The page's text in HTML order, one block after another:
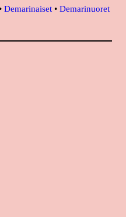
• Demarinaiset • Demarinuoret